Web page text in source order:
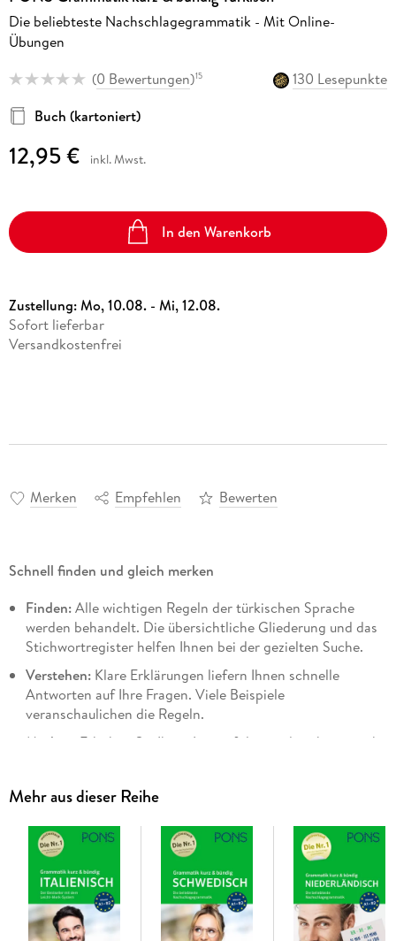
Die beliebteste Nachschlagegrammatik - Mit Online-
Übungen
(0 Bewertungen)15
130 Lesepunkte
Buch (kartoniert)
12,95 € inkl. Mwst.
In den Warenkorb
Zustellung:Mo, 10.08. - Mi, 12.08.
Sofort lieferbar
Versandkostenfrei
Merken Empfehlen Bewerten
Schnell finden und gleich merken
Finden:Alle wichtigen Regeln der türkischen Sprache
werden behandelt. Die übersichtliche Gliederung und das
Stichwortregister helfen Ihnen bei der gezielten Suche.
Verstehen:Klare Erklärungen liefern Ihnen schnelle
Antworten auf Ihre Fragen. Viele Beispiele
veranschaulichen die Regeln.
Merken:
Erhöhen Sie Ihren Lernerfolg mit den thematisch
Mehr aus dieser Reihe